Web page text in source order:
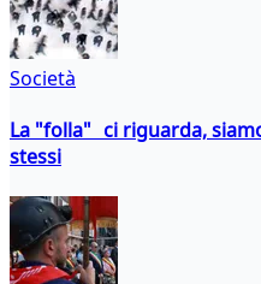
Società
La "folla" ci riguarda,
stessi